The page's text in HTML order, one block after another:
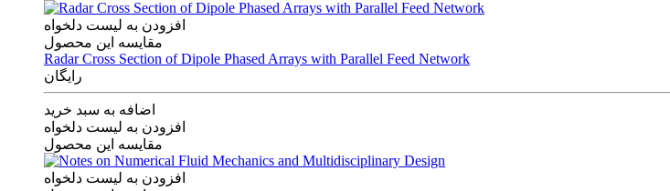
افزودن به لیست دلخواه
مقایسه این محصول
Radar Cross Section of Dipole Phased Arrays with Parallel Feed Network
رایگان
اضافه به سبد خرید
افزودن به لیست دلخواه
مقایسه این محصول
افزودن به لیست دلخواه